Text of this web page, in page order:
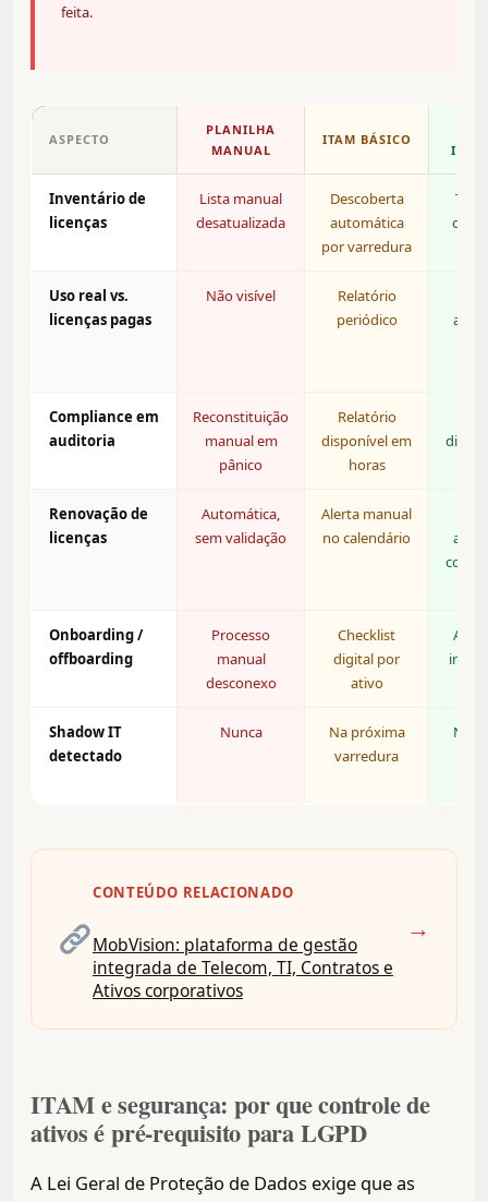
feita.
ASPECTO
PLANILHA
MANUAL
ITAM BÁSICO
Inventário de
licenças
Lista manual
desatualizada
Descoberta
automática
por varredura
com
Uso real vs.
licenças pagas
Não visível
Relatório
periódico
Compliance em
auditoria
Reconstituição
manual em
pânico
Relatório
disponível em
horas
Renovação de
licenças
Automática,
sem validação
Alerta manual
no calendário
com
Onboarding /
offboarding
Processo
manual
desconexo
Checklist
digital por
ativo
Shadow IT
detectado
Nunca
Na próxima
varredura
Na
CONTEÚDO RELACIONADO
MobVision: plataforma de gestão
integrada de Telecom, TI, Contratos e
Ativos corporativos
→
ITAM e segurança: por que controle de
ativos é pré-requisito para LGPD
A Lei Geral de Proteção de Dados exige que as